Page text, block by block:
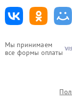
Мы принимаем
все формы оплаты